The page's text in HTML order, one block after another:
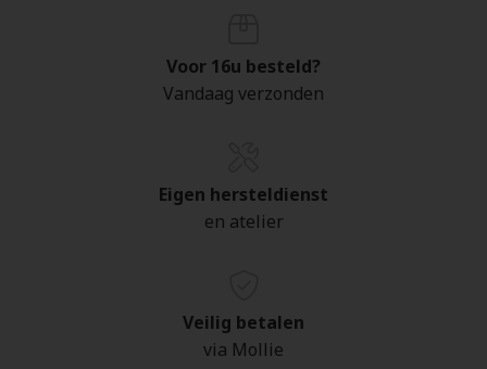
Voor 16u besteld?
Vandaag verzonden
Eigen hersteldienst
en atelier
Veilig betalen
via Mollie